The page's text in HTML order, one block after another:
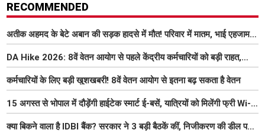
RECOMMENDED
अतीक अहमद के बेटे अबान की सड़क हादसे में मौत! परिवार में मातम, भाई एहजाम ने
क्या कहा? जानिए पूरा मामला
DA Hike 2026: 8वें वेतन आयोग से पहले केंद्रीय कर्मचारियों को बड़ी राहत,
महंगाई भत्ता 63% होने की संभावना
कर्मचारियों के लिए बड़ी खुशखबरी! 8वें वेतन आयोग से इतना बढ़ सकता है वेतन
15 अगस्त से भोपाल में दौड़ेंगी हाईटेक स्मार्ट ई-बसें, यात्रियों को मिलेंगी फ्री Wi-
Fi समेत आधुनिक सुविधा
क्या बिकने वाला है IDBI बैंक? सरकार ने 3 बड़ी बैठकें कीं, निजीकरण की डील पर